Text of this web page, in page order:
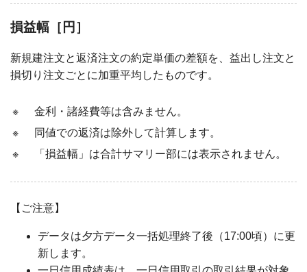
損益幅［円］
新規建注文と返済注文の約定単価の差額を、益出し注文と
損切り注文ごとに加重平均したものです。
※
金利・諸経費等は含みません。
※
同値での返済は除外して計算します。
※
「損益幅」は合計サマリー部には表示されません。
【ご注意】
データは夕方データ一括処理終了後（17:00頃）に更
新します。